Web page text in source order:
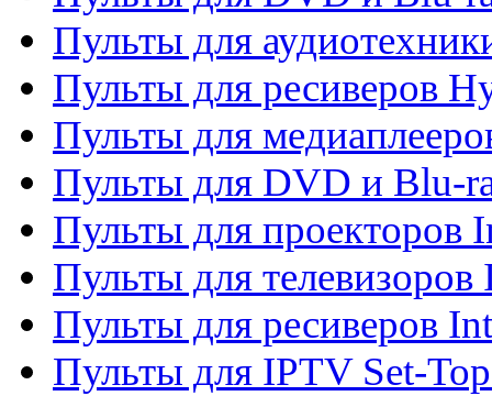
Пульты для
Пульты для ресиверов
Пульты для
Пульты для DVD и Blu-
Пульты для проекторов
Пульты для
Пульты для ресиверов
Пульты для IPTV Set-